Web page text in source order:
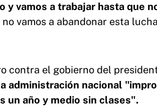
vamos a trabajar hasta que
vamos a abandonar esta
contra el gobierno del
administración nacional
un año y medio sin clases".